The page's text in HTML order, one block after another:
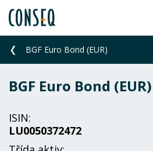
BGF Euro Bond (EUR)
BGF Euro Bond (EUR)
ISIN:
LU0050372472